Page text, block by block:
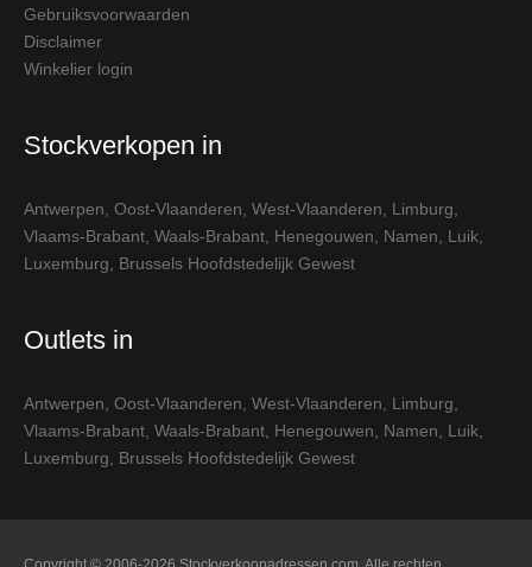
Gebruiksvoorwaarden
Disclaimer
Winkelier login
Stockverkopen in
Antwerpen Oost-Vlaanderen West-Vlaanderen Limburg
Vlaams-Brabant Waals-Brabant Henegouwen Namen Luik
Luxemburg
Brussels Hoofdstedelijk Gewest
Outlets in
Antwerpen Oost-Vlaanderen West-Vlaanderen Limburg
Vlaams-Brabant Waals-Brabant Henegouwen Namen Luik
Luxemburg
Brussels Hoofdstedelijk Gewest